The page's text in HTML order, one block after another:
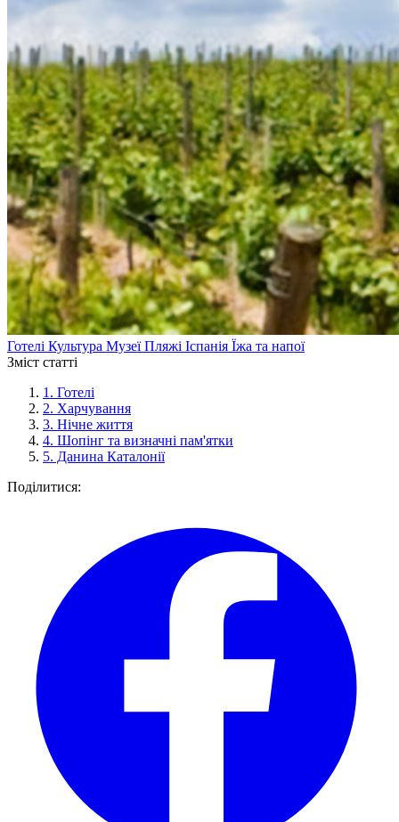
Готелі Культура МузеїПляжі Іспанія Їжа та напої
Зміст статті
1. Готелі
2. Харчування
3. Нічне життя
4. Шопінг та визначні пам'ятки
5. Данина Каталонії
Поділитися: